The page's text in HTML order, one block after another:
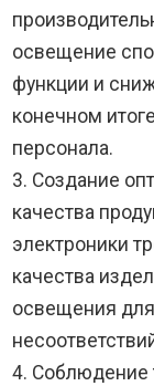
освещение
функции и
конечном
персонала.
3. Создание
качества
электроники
качества
освещения
4. Соблюдение